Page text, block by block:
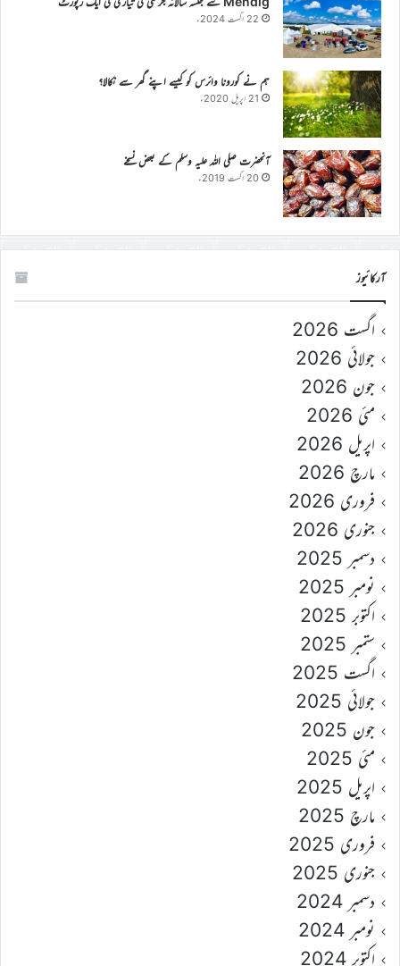
22 اگست 2024ء
ہم نے کورونا وائرس کو کیسے اپنے گھر سے نکالا؟
21 اپریل 2020ء
آنحضرت صلی اللہ علیہ وسلم کے بعض نسخے
20 اگست 2019ء
آرکائیوز
اگست 2026
جولائی 2026
جون 2026
مئی 2026
اپریل 2026
مارچ 2026
فروری 2026
جنوری 2026
دسمبر 2025
نومبر 2025
اکتوبر 2025
ستمبر 2025
اگست 2025
جولائی 2025
جون 2025
مئی 2025
اپریل 2025
مارچ 2025
فروری 2025
جنوری 2025
دسمبر 2024
نومبر 2024
اکتوبر 2024